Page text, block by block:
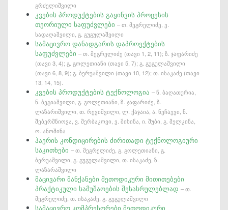
გრძელიშვილი
კვების პროდუქტების გაყინვის პროცესის
თეორიული საფუძვლები– თ. მეგრელიძე, ე.
სადაღაშვილი, გ. გუგულაშვილი
სამაცივრო დანადგარის დაპროექტების
საფუძვლები– თ. მეგრელიძე (თავი 1, 2, 11); ზ. ჯაფარიძე
(თავი 3, 4); გ. გოლეთიანი (თავი 5, 7); გ. გუგულაშვილი
(თავი 6, 8, 9); გ. ბერუაშვილი (თავი 10, 12); თ. ისაკაძე (თავი
13, 14, 15).
კვების პროდუქტების ტექნოლოგია– ნ. ბაღათურია,
ნ. ბეგიაშვილი, გ. გოლეთიანი, ზ. ჯაფარიძე, ზ.
ლაზარიშვილი, თ. რევიშვილი, ლ. ქაჯაია, ა. ნეჩაევი, ნ.
შებერშნიოვა, ვ. შერბაკოვი, ვ. შიხინა, ი. შუბი, გ. მელკინა,
ო. ანოშინა
ჰაერის კონდიცირების ძირითადი ტექნოლოგიური
საკითხები– თ. მეგრელიძე, გ. გოლეთიანი, გ.
ბერუაშვილი, გ. გუგულაშვილი, თ. ისაკაძე, ზ.
ლაზარაშვილი
მაცივარი მანქანები მეთოდიკური მითითებები
პრაქტიკული სამუშაოების შესასრულებლად– თ.
მეგრელიძე, თ. ისაკაძე, გ. გუგულაშვილი
სამაცივრო კომპრესორები მეთოდიკური